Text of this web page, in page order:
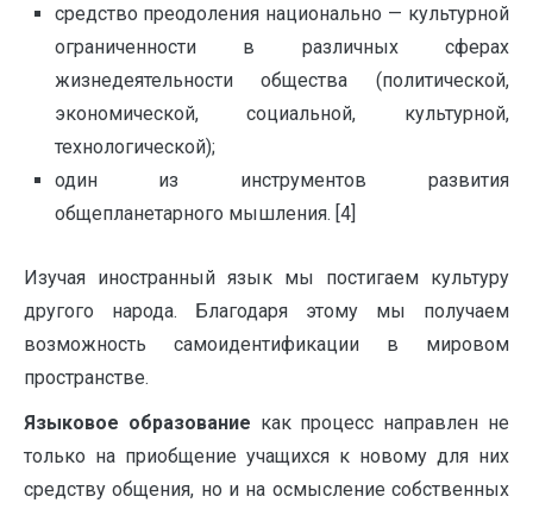
средство преодоления национально — культурной
ограниченности в различных сферах
жизнедеятельности общества (политической,
экономической, социальной, культурной,
технологической);
один из инструментов развития
общепланетарного мышления. [4]
Изучая иностранный язык мы постигаем культуру
другого народа. Благодаря этому мы получаем
возможность самоидентификации в мировом
пространстве.
Языковое образование как процесс направлен не
только на приобщение учащихся к новому для них
средству общения, но и на осмысление собственных